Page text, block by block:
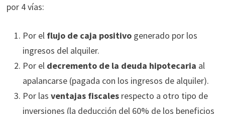
por 4 vías:
Por el flujo de caja positivogenerado por los
ingresos del alquiler.
Por el decremento de la deuda hipotecaria al
apalancarse (pagada con los ingresos de alquiler).
Por las ventajas fiscales respecto a otro tipo de
inversiones (la deducción del 60% de los beneficios